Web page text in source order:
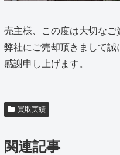
売主様、この度は大切なご
弊社にご売却頂きまして誠
感謝申し上げます。
買取実績
関連記事